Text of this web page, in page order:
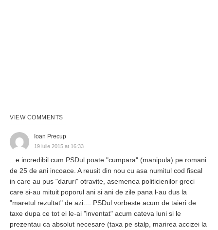
VIEW COMMENTS
Ioan Precup
19 iulie 2015 at 16:33
...e incredibil cum PSDul poate "cumpara" (manipula) pe romani
de 25 de ani incoace. A reusit din nou cu asa numitul cod fiscal
in care au pus "daruri" otravite, asemenea politicienilor greci
care si-au mituit poporul ani si ani de zile pana l-au dus la
"maretul rezultat" de azi.... PSDul vorbeste acum de taieri de
taxe dupa ce tot ei le-ai "inventat" acum cateva luni si le
prezentau ca absolut necesare (taxa pe stalp, marirea accizei la